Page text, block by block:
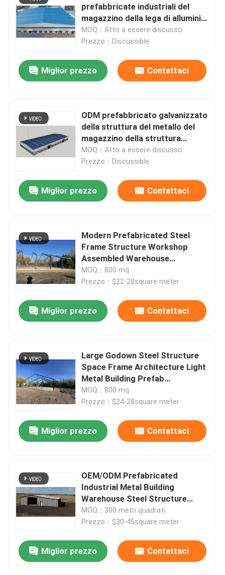
Prodotti
Circa noi
Giro della fabbrica
prefabbricate industriali del
magazzino della lega di alluminio
personalizzabili
MOQ：Atto a essere discusso
Prezzo：Discussible
Miglior prezzo Contattaci
ODM prefabbricato galvanizzato
della struttura del metallo del
magazzino della struttura
d'acciaio
MOQ：Atto a essere discusso
Prezzo：Discussible
Miglior prezzo Contattaci
Modern Prefabricated Steel
Frame Structure Workshop
Assembled Warehouse
Construction Steel Building
Metal Structure
MOQ：800 mq
Prezzo：$22-28square meter
Miglior prezzo Contattaci
Large Godown Steel Structure
Space Frame Architecture Light
Metal Building Prefab
Warehouse
MOQ：800 mq
Prezzo：$24-28square meter
Miglior prezzo Contattaci
OEM/ODM Prefabricated
Industrial Metal Building
Warehouse Steel Structure
Industrial Workshop
MOQ：300 metri quadrati
Prezzo：$30-45square meter
Miglior prezzo Contattaci